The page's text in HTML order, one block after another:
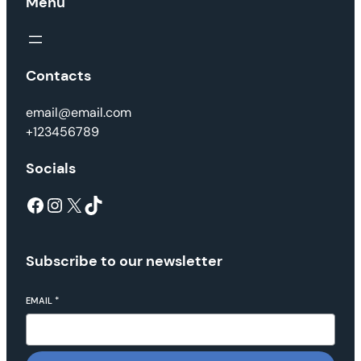
Contacts
email@email.com
+123456789
Socials
Facebook Instagram X TikTok
Subscribe to our newsletter
EMAIL *